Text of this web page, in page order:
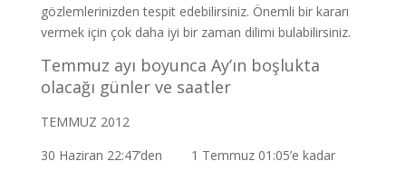
gözlemlerinizden tespit edebilirsiniz. Önemli bir kararı
vermek için çok daha iyi bir zaman dilimi bulabilirsiniz.
Temmuz ayı boyunca Ay’ın boşlukta
olacağı günler ve saatler
TEMMUZ 2012
30 Haziran 22:47’den 1 Temmuz 01:05’e kadar